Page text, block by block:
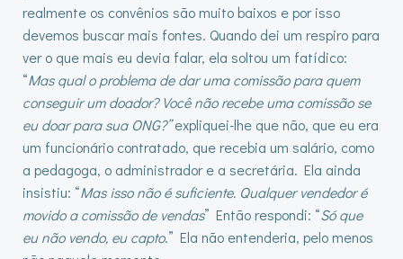
realmente os convênios são muito baixos e por isso
devemos buscar mais fontes. Quando dei um respiro para
ver o que mais eu devia falar, ela soltou um fatídico:
“Mas qual o problema de dar uma comissão para quem
conseguir um doador? Você não recebe uma comissão se
eu doar para sua ONG?”expliquei-lhe que não, que eu era
um funcionário contratado, que recebia um salário, como
a pedagoga, o administrador e a secretária. Ela ainda
insistiu: “Mas isso não é suficiente. Qualquer vendedor é
movido a comissão de vendas” Então respondi: “Só que
eu não vendo, eu capto.” Ela não entenderia, pelo menos